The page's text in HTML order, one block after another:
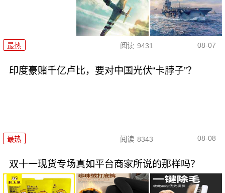
最热 阅读 9431 08-07
印度豪赌千亿卢比，要对中国光伏“卡脖子”？
最热 阅读 8343 08-08
双十一现货专场真如平台商家所说的那样吗？